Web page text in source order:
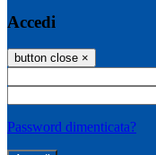
Accedi
button close ×
Password dimenticata?